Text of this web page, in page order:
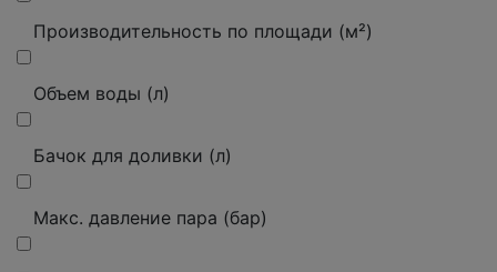
Производительность по площади (м²)
Объем воды (л)
Бачок для доливки (л)
Макс. давление пара (бар)